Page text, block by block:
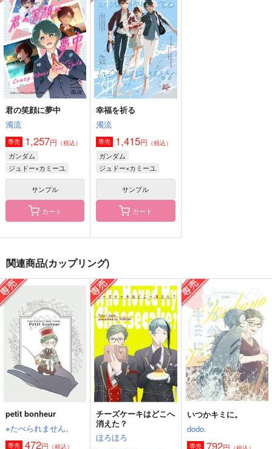
消えた？
ほろほろ
1,300円（税込）
トレイ×ジェイド
サンプル
作品詳細
dodo.
792円（税込）
トレイ×ジェイド
サンプル
作品詳細
親ステッドワンダーラ
ンド
三つ葉洋菓子店
880 （税込）
トレイ×ジェイド
サンプル
作品詳細
恋愛学レポート
三つ葉洋菓子店
865円 （税込）
トレイ×ジェイド
サンプル
作品詳細
memento
629 円（税込）
トレイ×ジェイド
サンプル
作品詳細
君の笑顔に夢中
濁流
専売 1,257円 （税込）
ガンダム
ジュドー×カミーユ
サンプル
カート
幸福を祈る
濁流
専売 1,415円 （税込）
ガンダム
ジュドー×カミーユ
サンプル
カート
関連商品(カップリング)
petit bonheur
※たべられません。
専売 472円 （税込）
チーズケーキはどこへ
消えた？
ほろほろ
いつかキミに。
dodo.
専売 792円